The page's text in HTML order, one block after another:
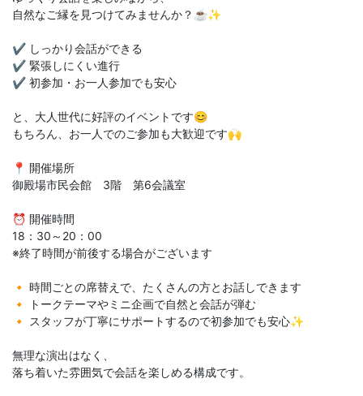
自然なご縁を見つけてみませんか？☕✨
✔ しっかり会話ができる
✔ 緊張しにくい進行
✔ 初参加・お一人参加でも安心
と、大人世代に好評のイベントです😊
もちろん、お一人でのご参加も大歓迎です🙌
📍 開催場所
御殿場市民会館 3階 第6会議室
⏰ 開催時間
18：30～20：00
※終了時間が前後する場合がございます
🔸 時間ごとの席替えで、たくさんの方とお話しできます
🔸 トークテーマやミニ企画で自然と会話が弾む
🔸 スタッフが丁寧にサポートするので初参加でも安心✨
無理な演出はなく、
落ち着いた雰囲気で会話を楽しめる構成です。